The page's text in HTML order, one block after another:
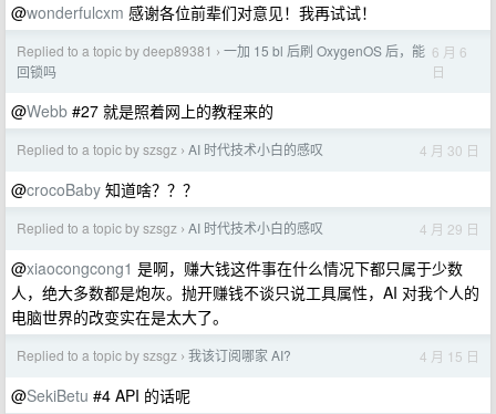
@wonderfulcxm 感谢各位前辈们对意见！我再试试！
Replied to a topic by deep89381 › 一加 15 bl 后刷 OxygenOS 后，能
回锁吗
6 月 6
日
@Webb #27 就是照着网上的教程来的
Replied to a topic by szsgz › AI 时代技术小白的感叹 4 月 30 日
@crocoBaby 知道啥？？？
Replied to a topic by szsgz › AI 时代技术小白的感叹 4 月 29 日
@xiaocongcong1 是啊，赚大钱这件事在什么情况下都只属于少数
人，绝大多数都是炮灰。抛开赚钱不谈只说工具属性，AI 对我个人的
电脑世界的改变实在是太大了。
Replied to a topic by szsgz › 我该订阅哪家 AI? 4 月 15 日
@SekiBetu #4 API 的话呢